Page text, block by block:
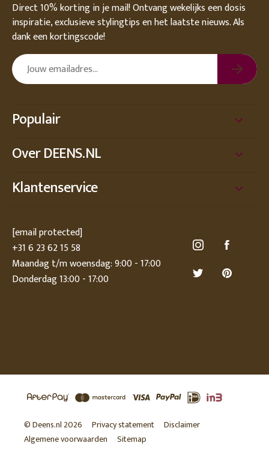
Direct 10% korting in je mail! Ontvang wekelijks een dosis
inspiratie, exclusieve stylingtips en het laatste nieuws. Als
dank een kortingscode!
Populair
Over DEENS.NL
Klantenservice
[email protected]
+31 6 23 62 15 58
Maandag t/m woensdag: 9:00 - 17:00
Donderdag 13:00 - 17:00
© Deens.nl 2026 Privacy statement
Disclaimer
Algemene voorwaarden
Sitemap